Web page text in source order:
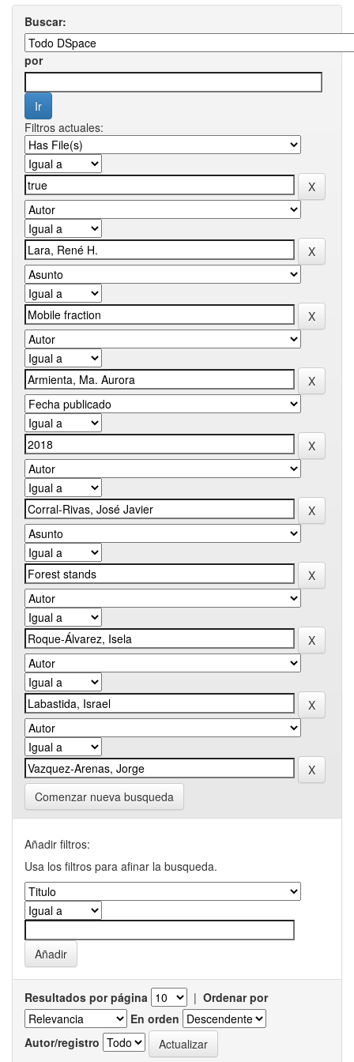
Buscar:
por
Filtros actuales:
Comenzar nueva busqueda
Añadir filtros:
Usa los filtros para afinar la busqueda.
Resultados por página | Ordenar por
En orden
Autor/registro